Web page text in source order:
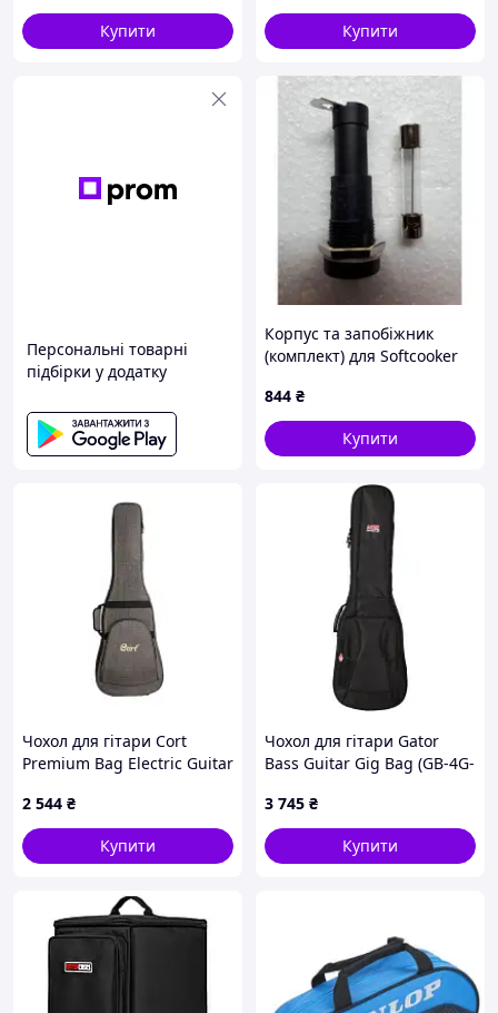
Купити
Купити
Персональні товарні
підбірки у додатку
Корпус та запобіжник
(комплект) для Softcooker
844 ₴
Купити
Чохол для гітари Cort
Premium Bag Electric Guitar
2 544 ₴
Купити
Чохол для гітари Gator
Bass Guitar Gig Bag (GB-4G-
3 745 ₴
Купити